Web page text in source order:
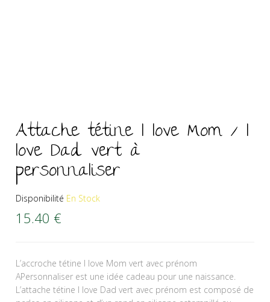
Attache tétine I love Mom / I
love Dad vert à
personnaliser
Disponibilité En Stock
15.40 €
L’accroche tétine I love Mom vert avec prénom
APersonnaliser est une idée cadeau pour une naissance.
L’attache tétine I love Dad vert avec prénom est composé de